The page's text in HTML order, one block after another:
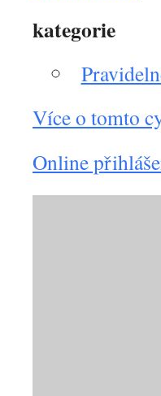
kategorie
Více o tomto
Online